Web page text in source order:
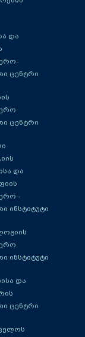
და
ცენტრი
ცენტრი
და
-
ინსტიტუტი
ინსტიტუტი
და
ცენტრი